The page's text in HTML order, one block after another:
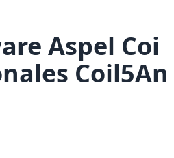
Aspel Coi
Coil5An